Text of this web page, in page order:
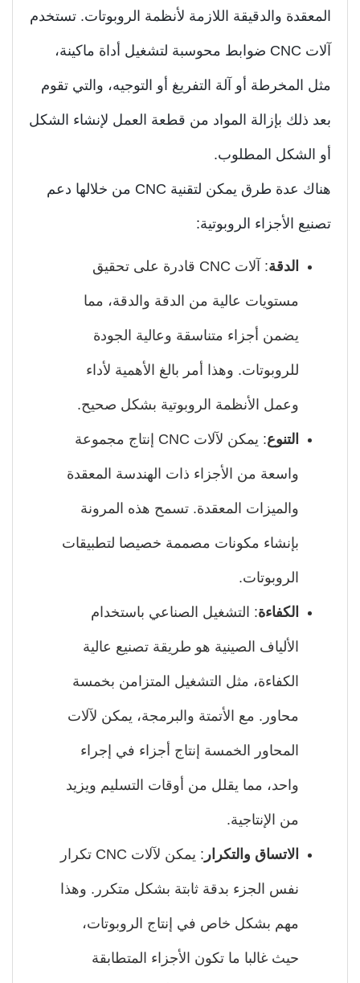
والدقيقة اللازمة لأنظمة الروبوتات. تستخدم
آلات CNC ضوابط محوسبة لتشغيل أداة ماكينة،
المخرطة أو آلة التفريغ أو التوجيه، والتي تقوم
ذلك بإزالة المواد من قطعة العمل لإنشاء الشكل
الشكل المطلوب.
هناك عدة طرق يمكن لتقنية CNC من خلالها دعم
الأجزاء الروبوتية:
الدقة : آلات CNC قادرة على تحقيق
مستويات عالية من الدقة والدقة، مما
يضمن أجزاء متناسقة وعالية الجودة
للروبوتات. وهذا أمر بالغ الأهمية لأداء
وعمل الأنظمة الروبوتية بشكل صحيح.
التنوع : يمكن لآلات CNC إنتاج مجموعة
واسعة من الأجزاء ذات الهندسة المعقدة
والميزات المعقدة. تسمح هذه المرونة
بإنشاء مكونات مصممة خصيصا لتطبيقات
الروبوتات.
الكفاءة : التشغيل الصناعي باستخدام
الألياف الصينية هو طريقة تصنيع عالية
الكفاءة، مثل التشغيل المتزامن بخمسة
محاور. مع الأتمتة والبرمجة، يمكن لآلات
المحاور الخمسة إنتاج أجزاء في إجراء
واحد، مما يقلل من أوقات التسليم ويزيد
من الإنتاجية.
الاتساق والتكرار : يمكن لآلات CNC تكرار
نفس الجزء بدقة ثابتة بشكل متكرر. وهذا
مهم بشكل خاص في إنتاج الروبوتات،
حيث غالبا ما تكون الأجزاء المتطابقة